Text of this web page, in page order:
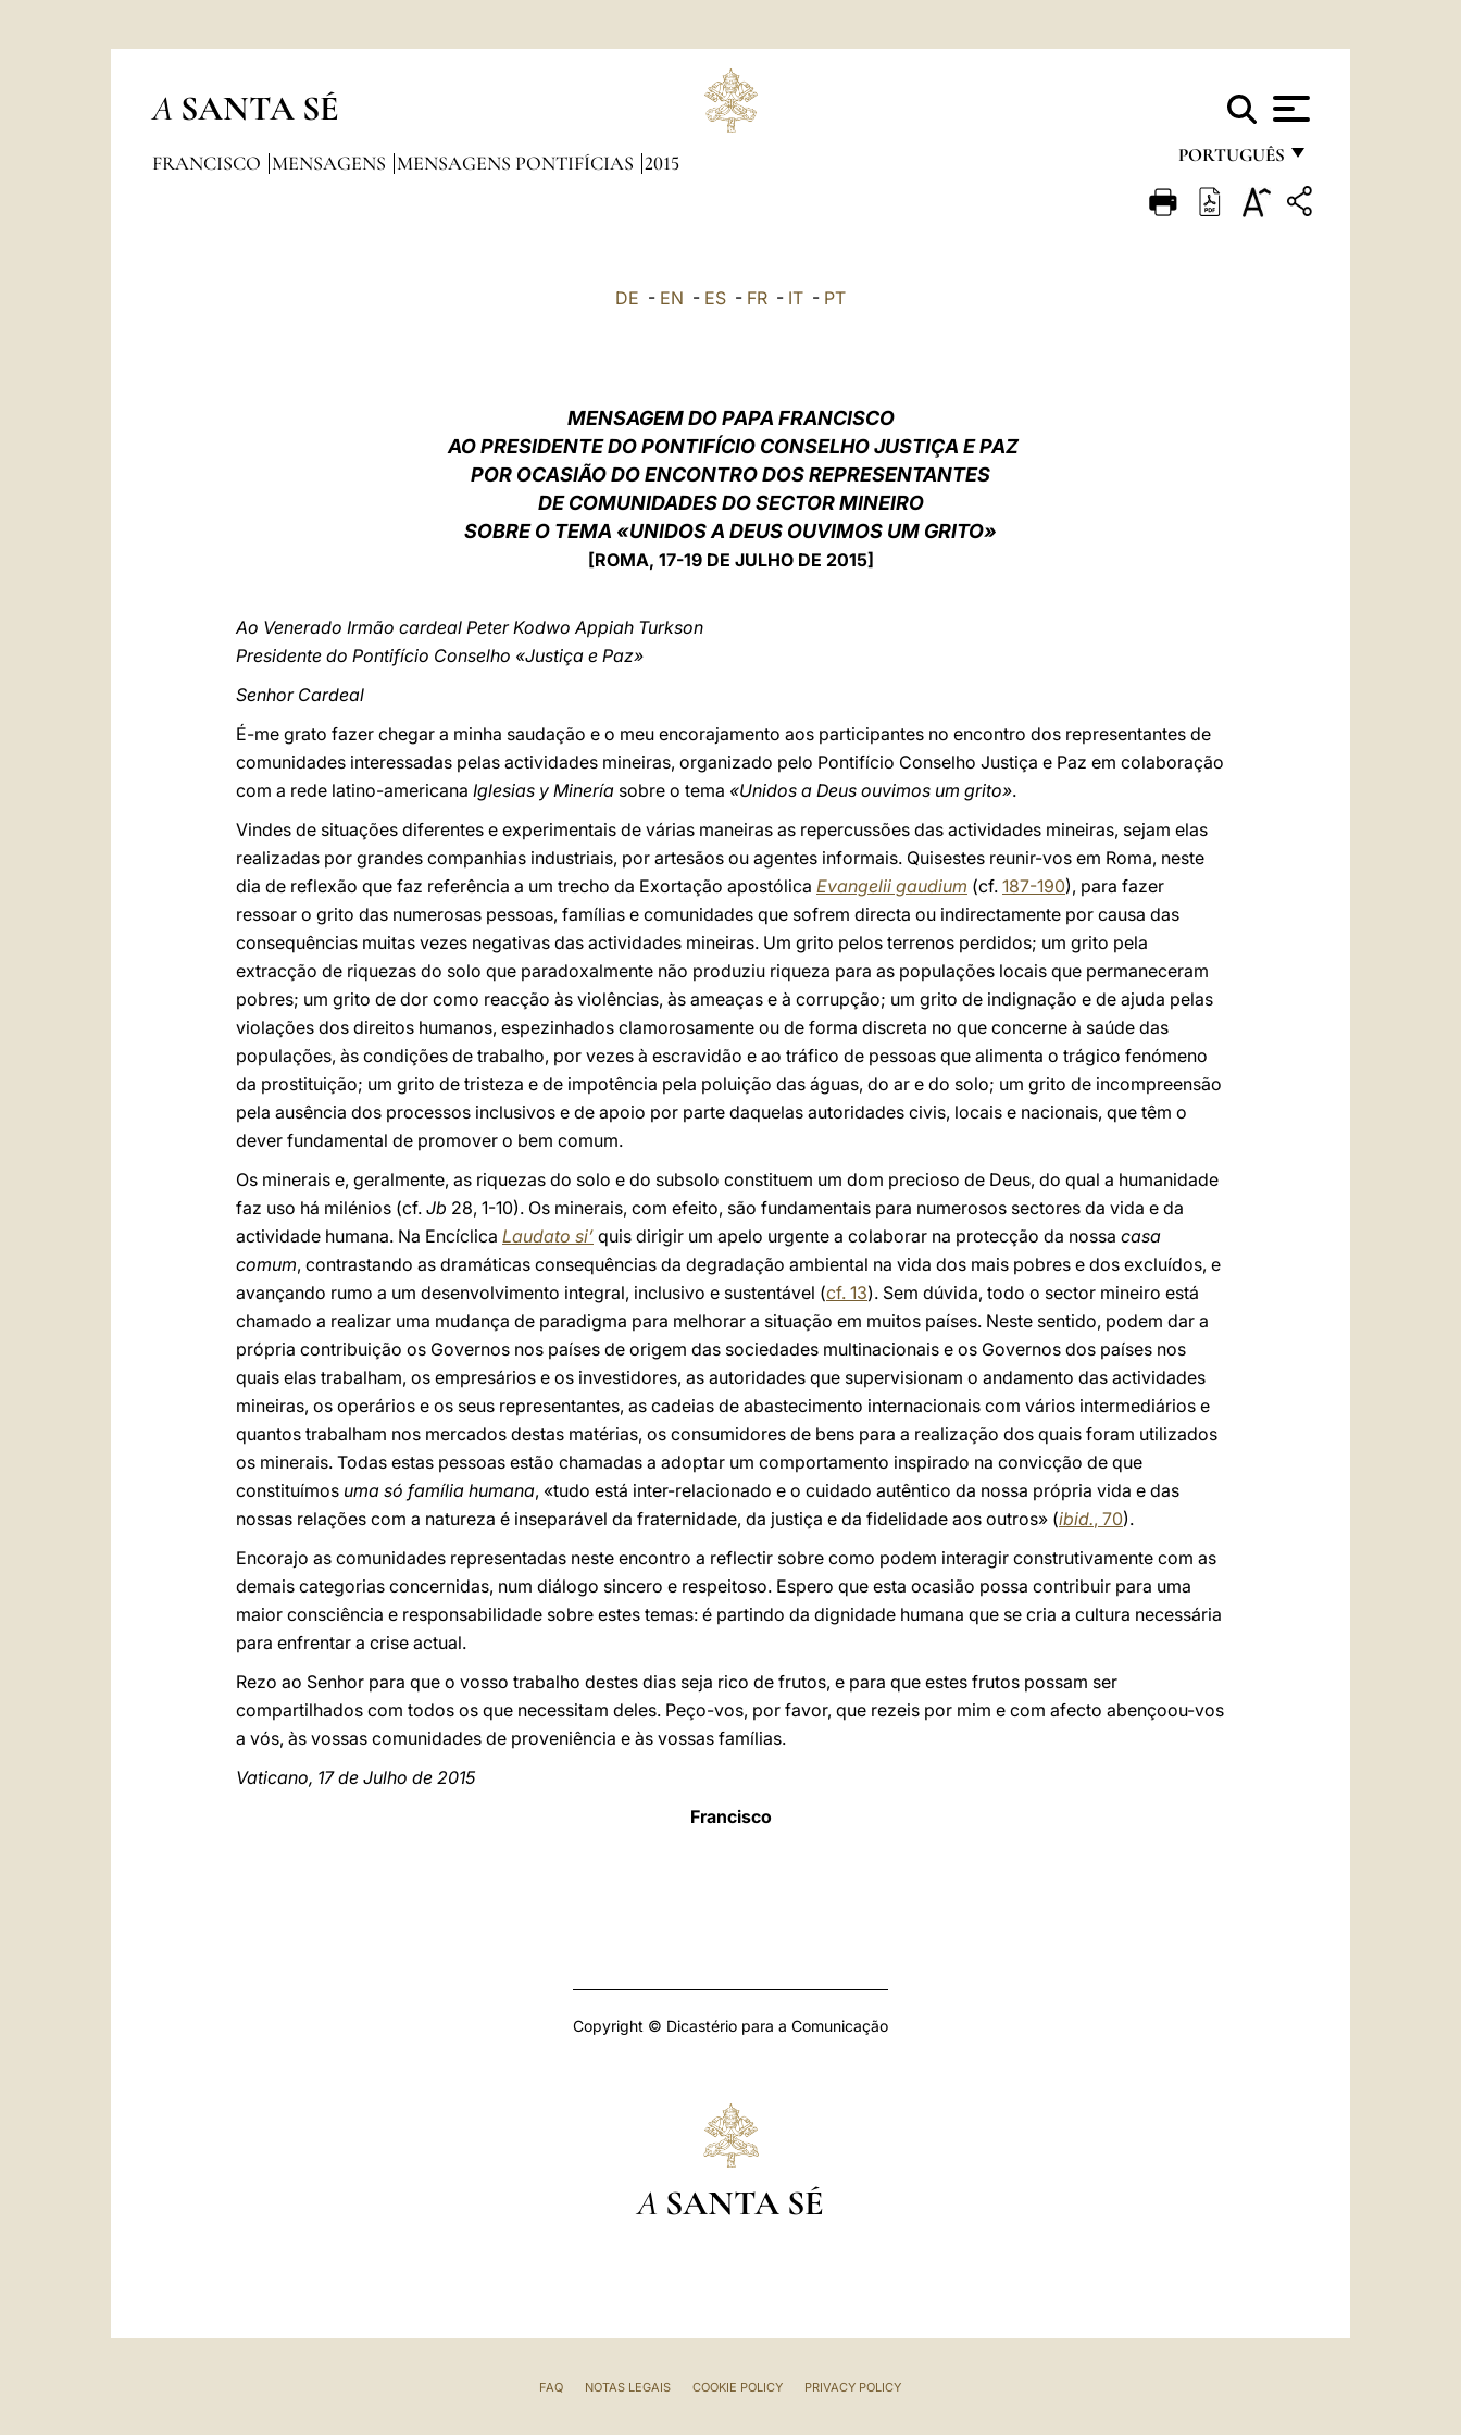
A SANTA SÉ
PORTUGUÊS
FRANÇAIS
FRANCISCO MENSAGENS MENSAGENS PONTIFÍCIAS 2015
DE - EN - ES - FR - IT - PT
MENSAGEM DO PAPA FRANCISCO
AO PRESIDENTE DO PONTIFÍCIO CONSELHO JUSTIÇA E PAZ
POR OCASIÃO DO ENCONTRO DOS REPRESENTANTES
DE COMUNIDADES DO SECTOR MINEIRO
SOBRE O TEMA «UNIDOS A DEUS OUVIMOS UM GRITO»
[ROMA, 17-19 DE JULHO DE 2015]
Ao Venerado Irmão cardeal Peter Kodwo Appiah Turkson
Presidente do Pontifício Conselho «Justiça e Paz»
Senhor Cardeal
É-me grato fazer chegar a minha saudação e o meu encorajamento aos participantes no encontro dos representantes de
comunidades interessadas pelas actividades mineiras, organizado pelo Pontifício Conselho Justiça e Paz em colaboração
com a rede latino-americana Iglesias y Minería sobre o tema «Unidos a Deus ouvimos um grito».
Vindes de situações diferentes e experimentais de várias maneiras as repercussões das actividades mineiras, sejam elas
realizadas por grandes companhias industriais, por artesãos ou agentes informais. Quisestes reunir-vos em Roma, neste
dia de reflexão que faz referência a um trecho da Exortação apostólica Evangelii gaudium (cf. 187-190), para fazer
ressoar o grito das numerosas pessoas, famílias e comunidades que sofrem directa ou indirectamente por causa das
consequências muitas vezes negativas das actividades mineiras. Um grito pelos terrenos perdidos; um grito pela
extracção de riquezas do solo que paradoxalmente não produziu riqueza para as populações locais que permaneceram
pobres; um grito de dor como reacção às violências, às ameaças e à corrupção; um grito de indignação e de ajuda pelas
violações dos direitos humanos, espezinhados clamorosamente ou de forma discreta no que concerne à saúde das
populações, às condições de trabalho, por vezes à escravidão e ao tráfico de pessoas que alimenta o trágico fenómeno
da prostituição; um grito de tristeza e de impotência pela poluição das águas, do ar e do solo; um grito de incompreensão
pela ausência dos processos inclusivos e de apoio por parte daquelas autoridades civis, locais e nacionais, que têm o
dever fundamental de promover o bem comum.
Os minerais e, geralmente, as riquezas do solo e do subsolo constituem um dom precioso de Deus, do qual a humanidade
faz uso há milénios (cf. Jb 28, 1-10). Os minerais, com efeito, são fundamentais para numerosos sectores da vida e da
actividade humana. Na Encíclica Laudato si’ quis dirigir um apelo urgente a colaborar na protecção da nossa casa
comum, contrastando as dramáticas consequências da degradação ambiental na vida dos mais pobres e dos excluídos, e
avançando rumo a um desenvolvimento integral, inclusivo e sustentável (cf. 13). Sem dúvida, todo o sector mineiro está
chamado a realizar uma mudança de paradigma para melhorar a situação em muitos países. Neste sentido, podem dar a
própria contribuição os Governos nos países de origem das sociedades multinacionais e os Governos dos países nos
quais elas trabalham, os empresários e os investidores, as autoridades que supervisionam o andamento das actividades
mineiras, os operários e os seus representantes, as cadeias de abastecimento internacionais com vários intermediários e
quantos trabalham nos mercados destas matérias, os consumidores de bens para a realização dos quais foram utilizados
os minerais. Todas estas pessoas estão chamadas a adoptar um comportamento inspirado na convicção de que
constituímos uma só família humana, «tudo está inter-relacionado e o cuidado autêntico da nossa própria vida e das
nossas relações com a natureza é inseparável da fraternidade, da justiça e da fidelidade aos outros» (ibid., 70).
Encorajo as comunidades representadas neste encontro a reflectir sobre como podem interagir construtivamente com as
demais categorias concernidas, num diálogo sincero e respeitoso. Espero que esta ocasião possa contribuir para uma
maior consciência e responsabilidade sobre estes temas: é partindo da dignidade humana que se cria a cultura necessária
para enfrentar a crise actual.
Rezo ao Senhor para que o vosso trabalho destes dias seja rico de frutos, e para que estes frutos possam ser
compartilhados com todos os que necessitam deles. Peço-vos, por favor, que rezeis por mim e com afecto abençoou-vos
a vós, às vossas comunidades de proveniência e às vossas famílias.
Vaticano, 17 de Julho de 2015
Francisco
Copyright © Dicastério para a Comunicação
A SANTA SÉ
FAQ NOTAS LEGAIS COOKIE POLICY PRIVACY POLICY